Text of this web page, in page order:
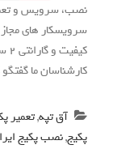
نصب، سرویس و
سرویسکار های مجاز
کارشناسان ما
آق تپه,تعمیر
پکیج,نصب پکیج